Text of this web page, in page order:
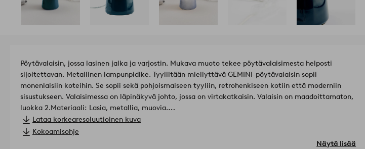
Pöytävalaisin, jossa lasinen jalka ja varjostin. Mukava muoto tekee pöytävalaisimesta helposti
sijoitettavan. Metallinen lampunpidike. Tyyliltään miellyttävä GEMINI-pöytävalaisin sopii
monenlaisiin koteihin. Se sopii sekä pohjoismaiseen tyyliin, retrohenkiseen kotiin että moderniin
sisustukseen. Valaisimessa on läpinäkyvä johto, jossa on virtakatkaisin. Valaisin on maadoittamaton,
luokka 2.Materiaali: Lasia, metallia, muovia.
Koko: Korkeus 26,5 cm, halkaisija 20 cm.
Lampunkanta/lamppu: 1 x E14, LED, enintään 5 W. Valonlähde ei sisälly toimitukseen.
Vinkki: THETYS sopii monenlaisille ikkunalaudoille ja valaisee kauniisti sekä ulkoa katsottuna että
Lataa korkearesoluutioinen kuva
Kokoamisohje
Näytä lisää